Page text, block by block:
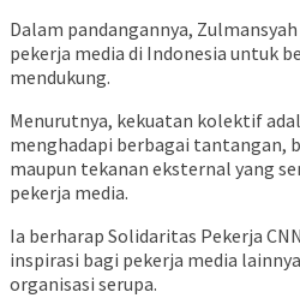
Dalam pandangannya,
pekerja media di Indonesia untuk
mendukung.
Menurutnya, kekuatan kolektif
menghadapi berbagai tantangan,
maupun tekanan eksternal yang
pekerja media.
Ia berharap Solidaritas Pekerja
inspirasi bagi pekerja media
organisasi serupa.